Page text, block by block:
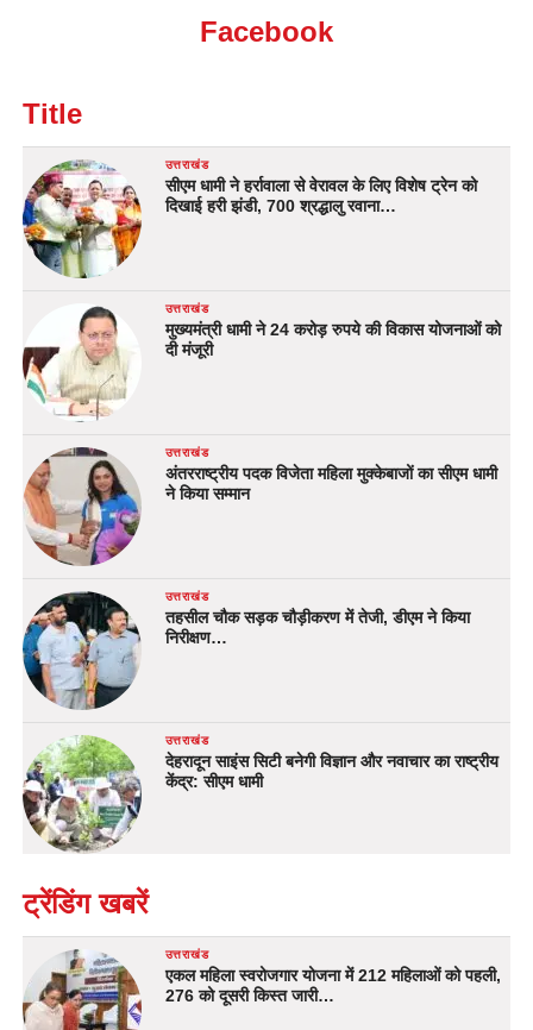
Facebook
Title
उत्तराखंड
सीएम धामी ने हर्रावाला से वेरावल के लिए विशेष ट्रेन को
दिखाई हरी झंडी, 700 श्रद्धालु रवाना…
उत्तराखंड
मुख्यमंत्री धामी ने 24 करोड़ रुपये की विकास योजनाओं को
दी मंजूरी
उत्तराखंड
अंतरराष्ट्रीय पदक विजेता महिला मुक्केबाजों का सीएम धामी
ने किया सम्मान
उत्तराखंड
तहसील चौक सड़क चौड़ीकरण में तेजी, डीएम ने किया
निरीक्षण…
उत्तराखंड
देहरादून साइंस सिटी बनेगी विज्ञान और नवाचार का राष्ट्रीय
केंद्र: सीएम धामी
ट्रेंडिंग खबरें
उत्तराखंड
एकल महिला स्वरोजगार योजना में 212 महिलाओं को पहली,
276 को दूसरी किस्त जारी…